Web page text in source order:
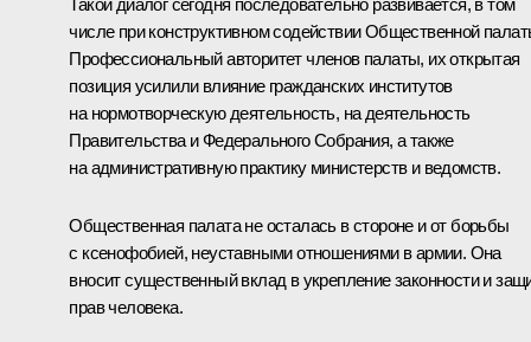
Такой диалог сегодня последовательно развивается, в том
числе при конструктивном содействии Общественной
Профессиональный авторитет членов палаты, их открытая
позиция усилили влияние гражданских институтов
на нормотворческую деятельность, на деятельность
Правительства и Федерального Собрания, а также
на административную практику министерств и ведомств.
Общественная палата не осталась в стороне и от борьбы
с ксенофобией, неуставными отношениями в армии. Она
вносит существенный вклад в укрепление законности и
прав человека.